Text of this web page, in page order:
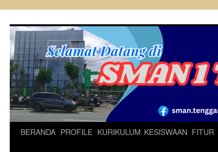
content
BERANDA PROFILE KURIKULUM KESISWAAN FITUR